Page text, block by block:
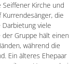
Kirche und
die
viele
Gruppe hält einen
während die
Ein älteres Ehepaar